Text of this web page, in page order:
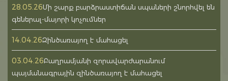
28.05.26Մի շարք բարձրաստիճան սպաների շնորհվել են
գեներալ-մայորի կոչումներ
14.04.26Զինծառայող է մահացել
03.04.26Բաղրամյանի զորավարժարանում
պայմանագրային զինծառայող է մահացել